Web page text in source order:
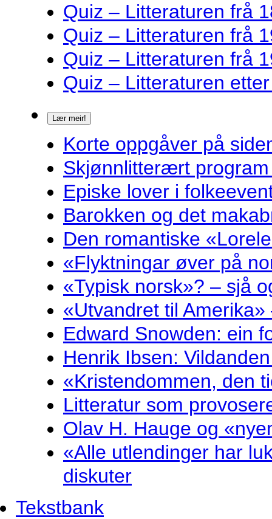
Quiz – Litteraturen frå
Quiz – Litteraturen frå
Quiz – Litteraturen frå
Quiz – Litteraturen
Lær meir!
Korte oppgåver på
Skjønnlitterært
Episke lover i
Barokken og det
Den romantiske
«Flyktningar øver på
«Typisk norsk»? – sjå
«Utvandret til
Edward Snowden: ein
Henrik Ibsen:
«Kristendommen, den
Litteratur som
Olav H. Hauge og
«Alle utlendinger har
diskuter
Tekstbank